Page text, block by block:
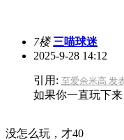
7楼 三喵球迷
2025-9-28 14:12
引用: 至爱余米高 发
如果你一直玩下来
没怎么玩，才40